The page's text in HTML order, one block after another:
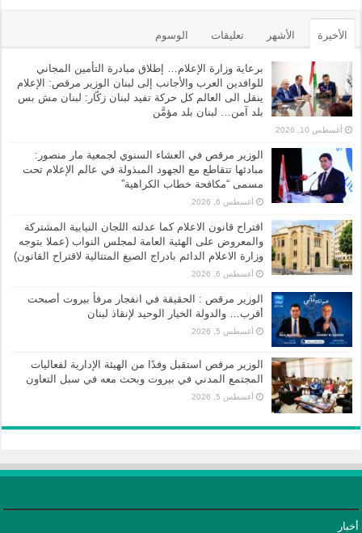
الأخيرة الأشهر تعليقات الوسوم
برعاية وزارة الإعلام… إطلاق مبادرة التأمين المجاني
للوافدين العرب والأجانب إلى لبنان الوزير مرقص: الإعلام
ينقل الى العالم كل حركة تفيد لبنان زكّار: لبنان مش بس
بلد آمن… لبنان بلد مؤمَّن
أغسطس 10, 2026
الوزير مرقص في العشاء السنوي لجمعية مار منصور:
مبادئها تتقاطع مع الجهود المبذولة في عالم الإعلام تحت
مسمى “مكافحة خطاب الكراهية”
أغسطس 6, 2026
اقتراح قانون الاعلام كما عدلته اللجان النيابية المشتركة
والمعروض على الهئية العامة لمجلس النواب (عملا بتوجه
وزارة الاعلام الدائم بادراج الصيغ المتتالية لاقتراح القانون)
أغسطس 6, 2026
الوزير مرقص : الحقيقة في انفجار مرفأ بيروت أصبحت
أقرب… والدولة الخيار الوحيد لإنقاذ لبنان
أغسطس 5, 2026
الوزير مرقص استقبل وفدًا من الهيئة الإدارية لفعاليات
المجتمع المدني في بيروت وبحث معه في سبل التعاون
أغسطس 5, 2026
أخبار